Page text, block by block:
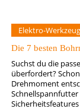
Elektro-
Die 7 besten
Suchst du die
überfordert?
Drehmoment